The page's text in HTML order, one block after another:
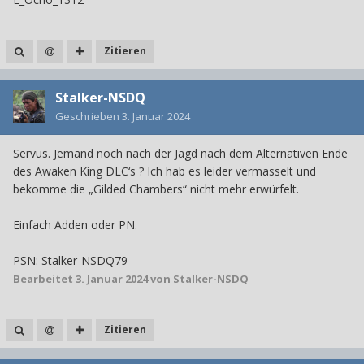
Zitieren
Stalker-NSDQ
Geschrieben 3. Januar 2024
Servus. Jemand noch nach der Jagd nach dem Alternativen Ende
des Awaken King DLC‘s ? Ich hab es leider vermasselt und
bekomme die „Gilded Chambers“ nicht mehr erwürfelt.
Einfach Adden oder PN.
PSN: Stalker-NSDQ79
Bearbeitet 3. Januar 2024von Stalker-NSDQ
Zitieren